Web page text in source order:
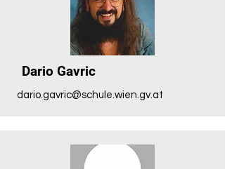
Dario Gavric
dario.gavric@schule.wien.gv.at